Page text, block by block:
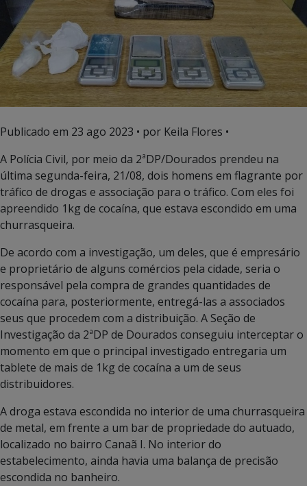
Publicado em 23 ago 2023 • por Keila Flores •
A Polícia Civil, por meio da 2ªDP/Dourados prendeu na
última segunda-feira, 21/08, dois homens em flagrante por
tráfico de drogas e associação para o tráfico. Com eles foi
apreendido 1kg de cocaína, que estava escondido em uma
churrasqueira.
De acordo com a investigação, um deles, que é empresário
e proprietário de alguns comércios pela cidade, seria o
responsável pela compra de grandes quantidades de
cocaína para, posteriormente, entregá-las a associados
seus que procedem com a distribuição. A Seção de
Investigação da 2ªDP de Dourados conseguiu interceptar o
momento em que o principal investigado entregaria um
tablete de mais de 1kg de cocaína a um de seus
distribuidores.
A droga estava escondida no interior de uma churrasqueira
de metal, em frente a um bar de propriedade do autuado,
localizado no bairro Canaã I. No interior do
estabelecimento, ainda havia uma balança de precisão
escondida no banheiro.